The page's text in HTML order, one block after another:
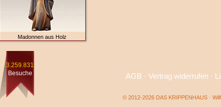
Madonnen aus Holz
3.259.831
Besuche
AGB · Vertrag widerrufen ·
© 2012-2026 DAS KRIPPENHAUS ·